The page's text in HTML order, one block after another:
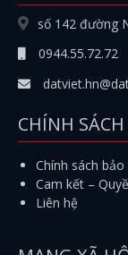
số 142 đường
0944.55.72.72
CHÍNH SÁCH
Chính sách bảo
Cam kết –
Liên hệ